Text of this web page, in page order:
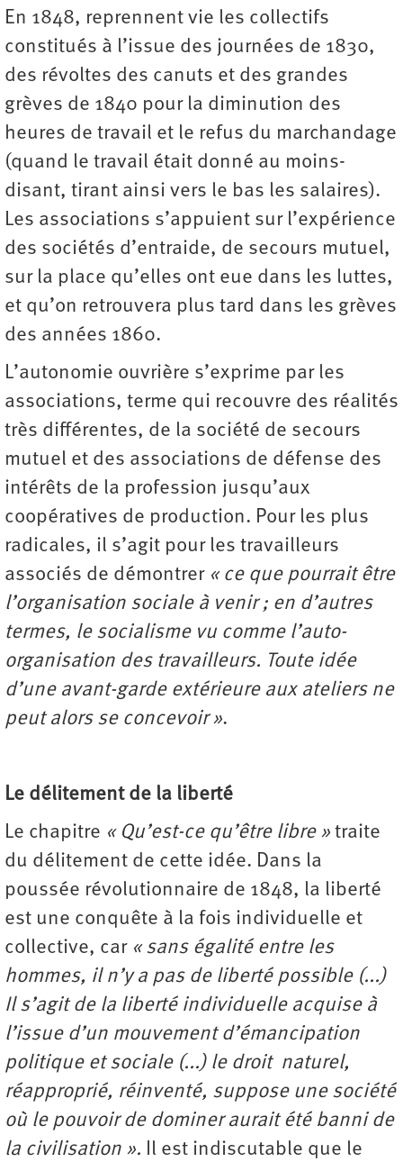
En 1848, reprennent vie les collectifs
constitués à l’issue des journées de 1830,
des révoltes des canuts et des grandes
grèves de 1840 pour la diminution des
heures de travail et le refus du marchandage
(quand le travail était donné au moins-
disant, tirant ainsi vers le bas les salaires).
Les associations s’appuient sur l’expérience
des sociétés d’entraide, de secours mutuel,
sur la place qu’elles ont eue dans les luttes,
et qu’on retrouvera plus tard dans les grèves
des années 1860.
L’autonomie ouvrière s’exprime par les
associations, terme qui recouvre des réalités
très différentes, de la société de secours
mutuel et des associations de défense des
intérêts de la profession jusqu’aux
coopératives de production. Pour les plus
radicales, il s’agit pour les travailleurs
associés de démontrer « ce que pourrait être
l’organisation sociale à venir ; en d’autres
termes, le socialisme vu comme l’auto-
organisation des travailleurs. Toute idée
d’une avant-garde extérieure aux ateliers ne
peut alors se concevoir ».
Le délitement de la liberté
Le chapitre « Qu’est-ce qu’être libre » traite
du délitement de cette idée. Dans la
poussée révolutionnaire de 1848, la liberté
est une conquête à la fois individuelle et
collective, car « sans égalité entre les
hommes, il n’y a pas de liberté possible (...)
Il s’agit de la liberté individuelle acquise à
l’issue d’un mouvement d’émancipation
politique et sociale (...) le droit naturel,
réapproprié, réinventé, suppose une société
où le pouvoir de dominer aurait été banni de
la civilisation ». Il est indiscutable que le